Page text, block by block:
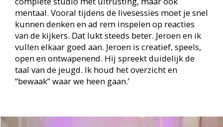
dit iets is wat de jeugd aanspreekt, is het deze
beslissing en investering waard. We hebben een
plan, we hebben budgetten en we hebben ook al
een voorraadje video’s gemaakt die we op ieder
gewenst moment online kunnen zetten. Ik
fantaseer soms over een gamecompetitie online
tussen bibliotheekteams uit verschillende
provincies of regio’s.’ Jeroen en Jolanda zijn het
roerend eens: spelenderwijs leren is de leukste en